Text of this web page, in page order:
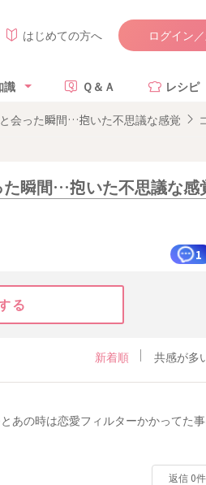
はじめての方へ ログイン
識 Ｑ＆Ａ レシピ
会った瞬間…抱いた不思議な感覚
た瞬間…抱いた不思議な感
1
る
新着順 共感が多
あの時は恋愛フィルターかかってた
返信 0件